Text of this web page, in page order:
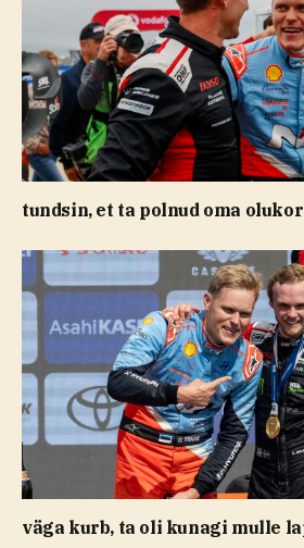
tundsin, et ta polnud oma
väga kurb, ta oli kunagi mulle